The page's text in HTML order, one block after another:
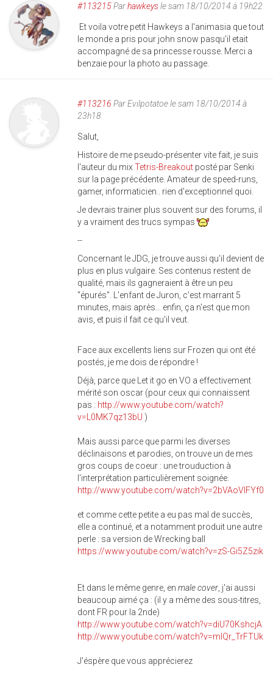
#113215Parhawkeysle sam 18/10/2014 à 19h22
Et voila votre petit Hawkeys a l'animasia que tout
le monde a pris pour john snow pasqu'il etait
accompagné de sa princesse rousse. Merci a
benzaie pour la photo au passage.
#113216 ParEvilpotatoele sam 18/10/2014 à
23h18
Salut,
Histoire de me pseudo-présenter vite fait, je suis
l'auteur du mix Tetris-Breakout posté par Senki
sur la page précédente. Amateur de speed-runs,
gamer, informaticien.. rien d'exceptionnel quoi.
Je devrais trainer plus souvent sur des forums, il
y a vraiment des trucs sympas
--
Concernant le JDG, je trouve aussi qu'il devient de
plus en plus vulgaire. Ses contenus restent de
qualité, mais ils gagneraient à être un peu
"épurés". L'enfant de Juron, c'est marrant 5
minutes, mais après... enfin, ça n'est que mon
avis, et puis il fait ce qu'il veut.
Face aux excellents liens sur Frozen qui ont été
postés, je me dois de répondre !
Déjà, parce que Let it go en VO a effectivement
mérité son oscar (pour ceux qui connaissent
pas : http://www.youtube.com/watch?
v=L0MK7qz13bU )
Mais aussi parce que parmi les diverses
déclinaisons et parodies, on trouve un de mes
gros coups de coeur : une trouduction à
l'interprétation particulièrement soignée.
http://www.youtube.com/watch?v=2bVAoVlFYf0
et comme cette petite a eu pas mal de succès,
elle a continué, et a notamment produit une autre
perle : sa version de Wrecking ball
https://www.youtube.com/watch?v=zS-Gi5Z5zik
Et dans le même genre, en male cover , j'ai aussi
beaucoup aimé ça : (il y a même des sous-titres,
dont FR pour la 2nde)
http://www.youtube.com/watch?v=diU70KshcjA
http://www.youtube.com/watch?v=mIQr_TrFTUk
J'éspère que vous apprécierez